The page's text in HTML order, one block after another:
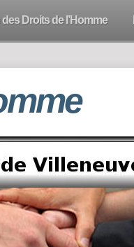
des Droits de l’Homme